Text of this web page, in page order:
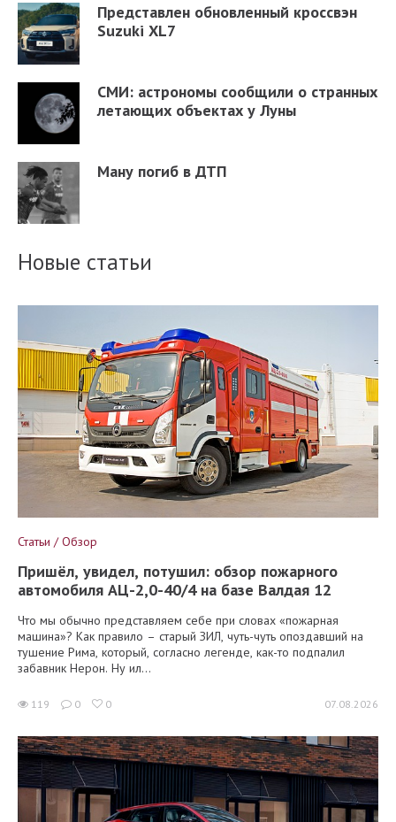
Представлен обновленный кроссвэн
Suzuki XL7
СМИ: астрономы сообщили о странных
летающих объектах у Луны
Ману погиб в ДТП
Новые статьи
Статьи / Обзор
Пришёл, увидел, потушил: обзор пожарного
автомобиля АЦ-2,0-40/4 на базе Валдая 12
Что мы обычно представляем себе при словах «пожарная
машина»? Как правило – старый ЗИЛ, чуть-чуть опоздавший на
тушение Рима, который, согласно легенде, как-то подпалил
забавник Нерон. Ну ил...
119 0 0 07.08.2026